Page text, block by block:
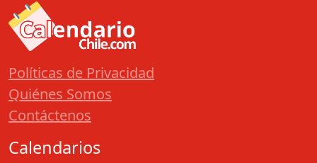
Políticas de Privacidad
Quiénes Somos
Contáctenos
Calendarios